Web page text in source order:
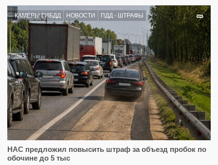
КАМЕРЫ ГИБДД НОВОСТИ ПДД - ШТРАФЫ
НАС предложил повысить штраф за объезд пробок по
обочине до 5 тыс